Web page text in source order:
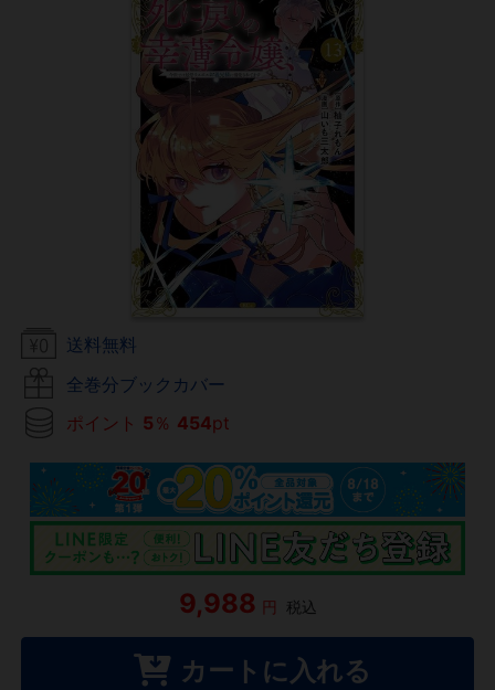
送料無料
全巻分ブックカバー
ポイント 5 ％ 454pt
9,988 円 税込
カートに入れる